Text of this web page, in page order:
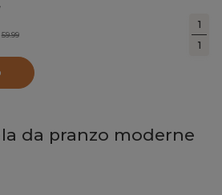
1
1
59.99
da pranzo moderne